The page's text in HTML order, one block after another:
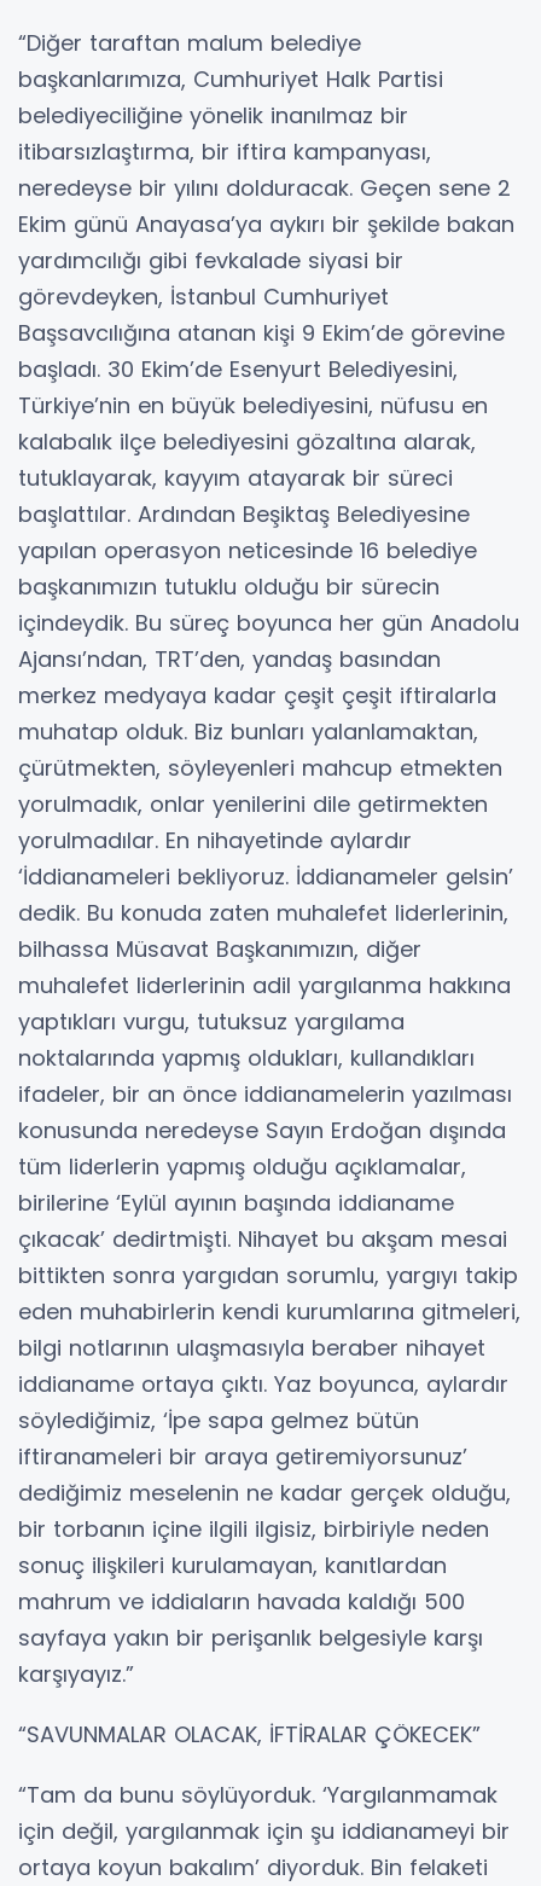
“Diğer taraftan malum belediye
başkanlarımıza, Cumhuriyet Halk Partisi
belediyeciliğine yönelik inanılmaz bir
itibarsızlaştırma, bir iftira kampanyası,
neredeyse bir yılını dolduracak. Geçen sene 2
Ekim günü Anayasa’ya aykırı bir şekilde bakan
yardımcılığı gibi fevkalade siyasi bir
görevdeyken, İstanbul Cumhuriyet
Başsavcılığına atanan kişi 9 Ekim’de görevine
başladı. 30 Ekim’de Esenyurt Belediyesini,
Türkiye’nin en büyük belediyesini, nüfusu en
kalabalık ilçe belediyesini gözaltına alarak,
tutuklayarak, kayyım atayarak bir süreci
başlattılar. Ardından Beşiktaş Belediyesine
yapılan operasyon neticesinde 16 belediye
başkanımızın tutuklu olduğu bir sürecin
içindeydik. Bu süreç boyunca her gün Anadolu
Ajansı’ndan, TRT’den, yandaş basından
merkez medyaya kadar çeşit çeşit iftiralarla
muhatap olduk. Biz bunları yalanlamaktan,
çürütmekten, söyleyenleri mahcup etmekten
yorulmadık, onlar yenilerini dile getirmekten
yorulmadılar. En nihayetinde aylardır
‘İddianameleri bekliyoruz. İddianameler gelsin’
dedik. Bu konuda zaten muhalefet liderlerinin,
bilhassa Müsavat Başkanımızın, diğer
muhalefet liderlerinin adil yargılanma hakkına
yaptıkları vurgu, tutuksuz yargılama
noktalarında yapmış oldukları, kullandıkları
ifadeler, bir an önce iddianamelerin yazılması
konusunda neredeyse Sayın Erdoğan dışında
tüm liderlerin yapmış olduğu açıklamalar,
birilerine ‘Eylül ayının başında iddianame
çıkacak’ dedirtmişti. Nihayet bu akşam mesai
bittikten sonra yargıdan sorumlu, yargıyı takip
eden muhabirlerin kendi kurumlarına gitmeleri,
bilgi notlarının ulaşmasıyla beraber nihayet
iddianame ortaya çıktı. Yaz boyunca, aylardır
söylediğimiz, ‘İpe sapa gelmez bütün
iftiranameleri bir araya getiremiyorsunuz’
dediğimiz meselenin ne kadar gerçek olduğu,
bir torbanın içine ilgili ilgisiz, birbiriyle neden
sonuç ilişkileri kurulamayan, kanıtlardan
mahrum ve iddiaların havada kaldığı 500
sayfaya yakın bir perişanlık belgesiyle karşı
karşıyayız.”
“SAVUNMALAR OLACAK, İFTİRALAR ÇÖKECEK”
“Tam da bunu söylüyorduk. ‘Yargılanmamak
için değil, yargılanmak için şu iddianameyi bir
ortaya koyun bakalım’ diyorduk. Bin felaketi